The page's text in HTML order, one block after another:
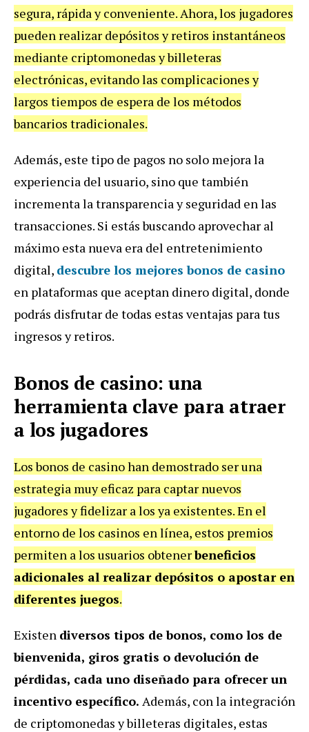
segura, rápida y conveniente. Ahora, los jugadores
pueden realizar depósitos y retiros instantáneos
mediante criptomonedas y billeteras
electrónicas, evitando las complicaciones y
largos tiempos de espera de los métodos
bancarios tradicionales.
Además, este tipo de pagos no solo mejora la
experiencia del usuario, sino que también
incrementa la transparencia y seguridad en las
transacciones. Si estás buscando aprovechar al
máximo esta nueva era del entretenimiento
digital, descubre los mejores bonos de casino
en plataformas que aceptan dinero digital, donde
podrás disfrutar de todas estas ventajas para tus
ingresos y retiros.
Bonos de casino: una
herramienta clave para atraer
a los jugadores
Los bonos de casino han demostrado ser una
estrategia muy eficaz para captar nuevos
jugadores y fidelizar a los ya existentes. En el
entorno de los casinos en línea, estos premios
permiten a los usuarios obtenerbeneficios
adicionales al realizar depósitos o apostar en
diferentes juegos.
Existen diversos tipos de bonos, como los de
bienvenida, giros gratis o devolución de
pérdidas, cada uno diseñado para ofrecer un
incentivo específico. Además, con la integración
de criptomonedas y billeteras digitales, estas